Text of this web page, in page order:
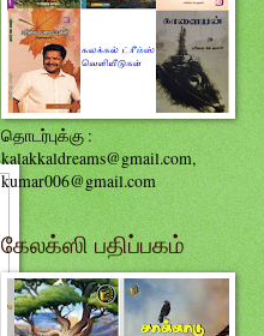
தொடர்புக்கு :
kalakkaldreams@gmail.com,
kumar006@gmail.com
கேலக்ஸி பதிப்பகம்